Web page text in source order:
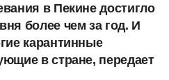
в Пекине достигло
более чем за год. И
карантинные
в стране, передает